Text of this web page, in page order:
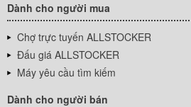
Dành cho người mua
Chợ trực tuyến ALLSTOCKER
Đấu giá ALLSTOCKER
Máy yêu cầu tìm kiếm
Dành cho người bán